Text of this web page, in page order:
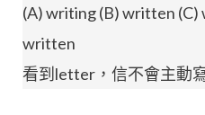
(A) writing (B) written (C)
written
看到letter，信不會主動